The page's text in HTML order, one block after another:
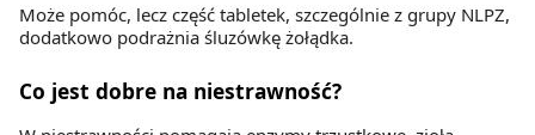
Może pomóc, lecz część tabletek, szczególnie z grupy NLPZ,
dodatkowo podrażnia śluzówkę żołądka.
Co jest dobre na niestrawność?